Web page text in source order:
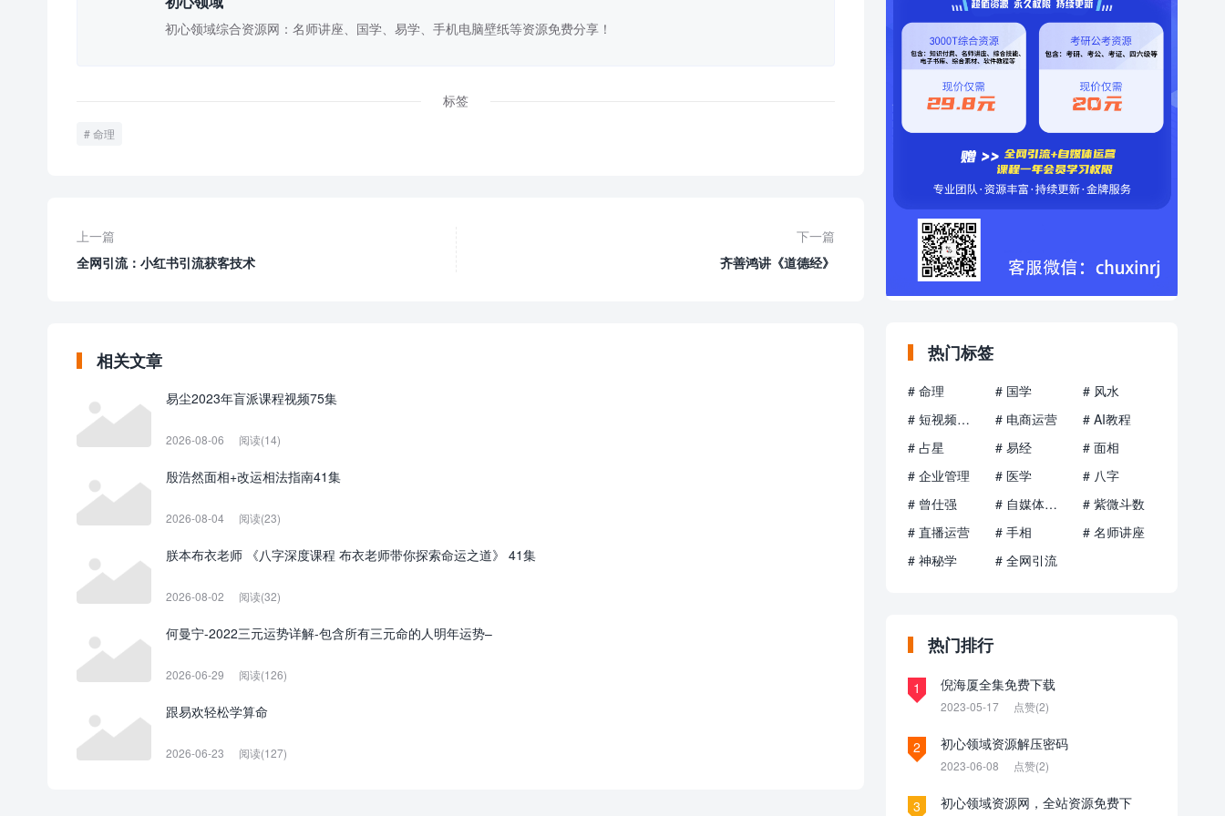
初心领域综合资源网：名师讲座、国学、易学、手机电脑壁纸等资源免费分享！
标签
命理
上一篇
全网引流：小红书引流获客技术
下一篇
齐善鸿讲《道德经》
相关文章
易尘2023年盲派课程视频75集
2026-08-06 阅读(14)
殷浩然面相+改运相法指南41集
2026-08-04 阅读(23)
朕本布衣老师 《八字深度课程 布衣老师带你探索命运之道》 41集
2026-08-02 阅读(32)
何曼宁-2022三元运势详解-包含所有三元命的人明年运势–
2026-06-29 阅读(126)
跟易欢轻松学算命
2026-06-23 阅读(127)
热门标签
# 命理 # 国学
# 风水
# 短视频运营
# 电商运营
# AI教程
# 占星
# 易经
# 面相
# 企业管理
# 医学
# 八字
# 曾仕强
# 自媒体运营
# 紫微斗数
# 直播运营
# 手相
# 名师讲座
# 神秘学
# 全网引流
热门排行
1 倪海厦全集免费下载
2023-05-17 点赞(2)
2 初心领域资源解压密码
2023-06-08 点赞(2)
3
初心领域资源网，全站资源免费下